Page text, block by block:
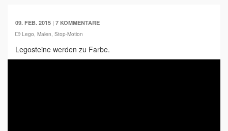
09. FEB. 2015 | 7 KOMMENTARE
Lego, Malen, Stop-Motion
Legosteine werden zu Farbe.